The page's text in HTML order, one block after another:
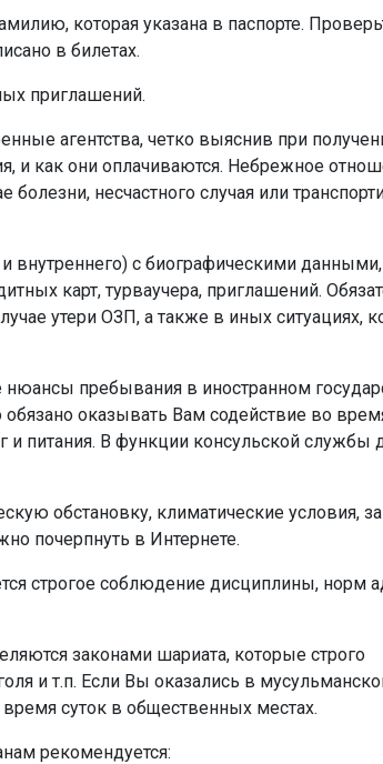
которая указана в паспорте.
в билетах.
приглашений.
агентства, четко выяснив при
и как они оплачиваются. Небрежное
несчастного случая или
внутреннего) с биографическими
карт, турваучера, приглашений.
утери ОЗП, а также в иных ситуациях,
пребывания в иностранном
обязано оказывать Вам содействие во
и питания. В функции консульской службы
обстановку, климатические условия,
почерпнуть в Интернете.
строгое соблюдение дисциплины, норм
законами шариата, которые строго
и т.п. Если Вы оказались в
суток в общественных местах.
рекомендуется: